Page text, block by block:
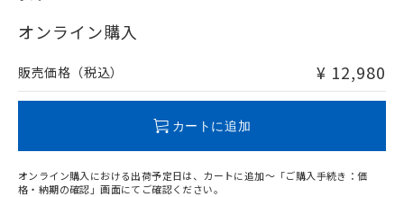
在庫等で未対応品が混在する可能性があります。
問い合わせください。
オンライン購入
販売価格（税込） ¥ 12,980
カートに追加
オンライン購入における出荷予定日は、カートに追加～「ご購入手続き：価
格・納期の確認」画面にてご確認ください。